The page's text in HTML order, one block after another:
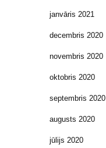
janvāris 2021
decembris 2020
novembris 2020
oktobris 2020
septembris 2020
augusts 2020
jūlijs 2020